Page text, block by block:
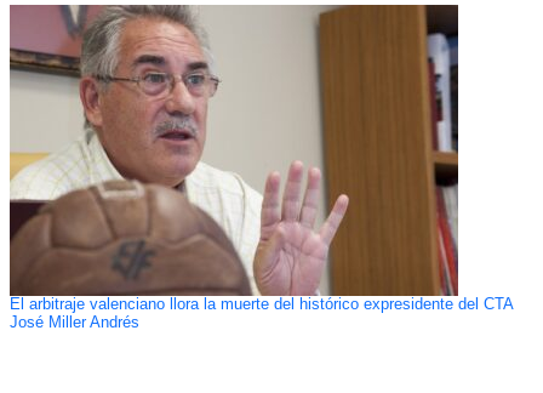
El arbitraje valenciano llora la muerte del histórico expresidente del CTA
José Miller Andrés